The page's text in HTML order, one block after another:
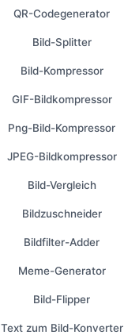
QR-Codegenerator
Bild-Splitter
Bild-Kompressor
GIF-Bildkompressor
Png-Bild-Kompressor
JPEG-Bildkompressor
Bild-Vergleich
Bildzuschneider
Bildfilter-Adder
Meme-Generator
Bild-Flipper
Text zum Bild-Konverter